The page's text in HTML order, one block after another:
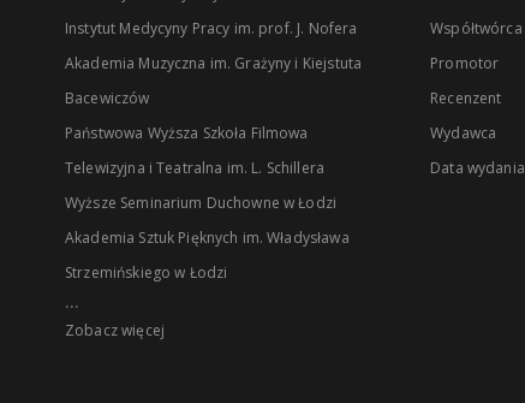
Instytut Medycyny Pracy im. prof. J. Nofera
Akademia Muzyczna im. Grażyny i Kiejstuta
Bacewiczów
Państwowa Wyższa Szkoła Filmowa
Telewizyjna i Teatralna im. L. Schillera
Wyższe Seminarium Duchowne w Łodzi
Akademia Sztuk Pięknych im. Władysława
Strzemińskiego w Łodzi
...
Zobacz więcej
Współtwórca
Promotor
Recenzent
Wydawca
Data wydania